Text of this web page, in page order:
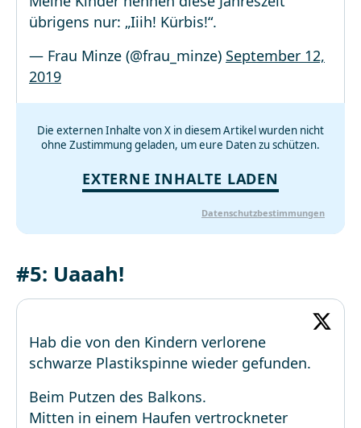
übrigens nur: „Iiih! Kürbis!“.
— Frau Minze (@frau_minze) September 12,
2019
Die externen Inhalte von X in diesem Artikel wurden nicht
ohne Zustimmung geladen, um eure Daten zu schützen.
EXTERNE INHALTE LADEN
Datenschutzbestimmungen
#5: Uaaah!
Hab die von den Kindern verlorene
schwarze Plastikspinne wieder gefunden.
Beim Putzen des Balkons.
Mitten in einem Haufen vertrockneter